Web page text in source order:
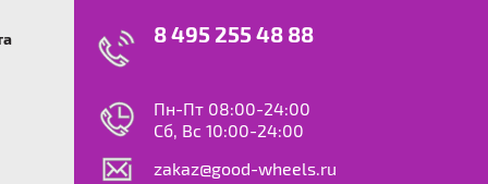
8 495 255 48 88
Пн-Пт 08:00-24:00
Сб, Вс 10:00-24:00
zakaz@good-wheels.ru